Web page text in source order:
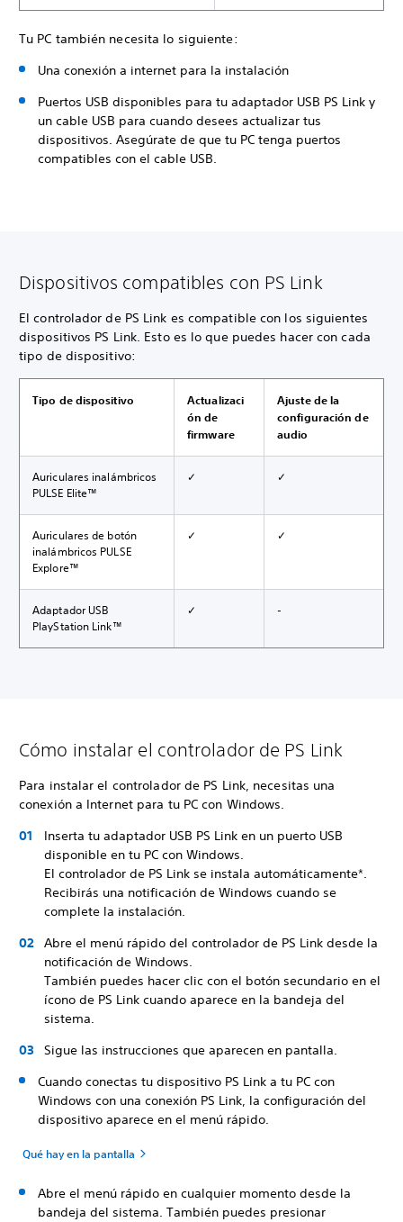
Tu PC también necesita lo siguiente:
Una conexión a internet para la instalación
Puertos USB disponibles para tu adaptador USB PS Link y
un cable USB para cuando desees actualizar tus
dispositivos. Asegúrate de que tu PC tenga puertos
compatibles con el cable USB.
Dispositivos compatibles con PS Link
El controlador de PS Link es compatible con los siguientes
dispositivos PS Link. Esto es lo que puedes hacer con cada
tipo de dispositivo:
Tipo de dispositivo
Actualizaci
ón de
firmware
Ajuste de la
configuración de
audio
Auriculares inalámbricos
PULSE Elite™
✓ ✓
Auriculares de botón
inalámbricos PULSE
Explore™
✓ ✓
Adaptador USB
PlayStation Link™
✓ -
Cómo instalar el controlador de PS Link
Para instalar el controlador de PS Link, necesitas una
conexión a Internet para tu PC con Windows.
Inserta tu adaptador USB PS Link en un puerto USB
disponible en tu PC con Windows.
El controlador de PS Link se instala automáticamente*.
Recibirás una notificación de Windows cuando se
complete la instalación.
Abre el menú rápido del controlador de PS Link desde la
notificación de Windows.
También puedes hacer clic con el botón secundario en el
ícono de PS Link cuando aparece en la bandeja del
sistema.
Sigue las instrucciones que aparecen en pantalla.
Cuando conectas tu dispositivo PS Link a tu PC con
Windows con una conexión PS Link, la configuración del
dispositivo aparece en el menú rápido.
Qué hay en la pantalla
Abre el menú rápido en cualquier momento desde la
bandeja del sistema. También puedes presionar